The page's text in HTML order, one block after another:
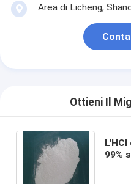
Area di Licheng,
Ottieni Il
99%